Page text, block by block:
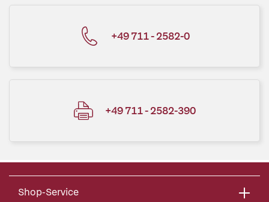
+49 711 - 2582-0
+49 711 - 2582-390
Shop-Service